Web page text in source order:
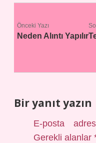
Önceki Yazı
Neden Alıntı Yapılır
Bir yanıt yazın
E-posta
Gerekli alanlar